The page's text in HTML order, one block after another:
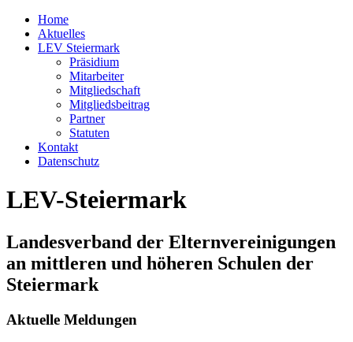
Home
Aktuelles
LEV Steiermark
Präsidium
Mitarbeiter
Mitgliedschaft
Mitgliedsbeitrag
Partner
Statuten
Kontakt
Datenschutz
LEV-Steiermark
Landesverband der Elternvereinigungen
an mittleren und höheren Schulen der
Steiermark
Aktuelle Meldungen